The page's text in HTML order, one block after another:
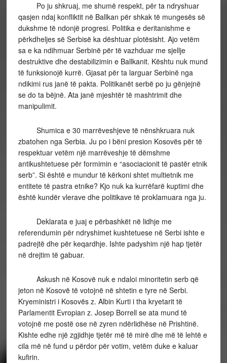
Po ju shkruaj, me shumë respekt, për ta ndryshuar
qasjen ndaj konfliktit në Ballkan për shkak të mungesës së
dukshme të ndonjë progresi. Politika e deritanishme e
përkdheljes së Serbisë ka dështuar plotësisht. Ajo vetëm
sa e ka ndihmuar Serbinë për të vazhduar me sjellje
destruktive dhe destabilizimin e Ballkanit. Kështu nuk mund
të funksionojë kurrë. Gjasat për ta larguar Serbinë nga
ndikimi rus janë të pakta. Politikanët serbë po ju gënjejnë
se do ta bëjnë. Ata janë mjeshtër të mashtrimit dhe
manipulimit.
Shumica e 30 marrëveshjeve të nënshkruara nuk
zbatohen nga Serbia. Ju po i bëni presion Kosovës për të
respektuar vetëm një marrëveshje të dëmshme
antikushtetuese për formimin e “asociacionit të pastër etnik
serb”. Si është e mundur të kërkoni shtet multietnik me
entitete të pastra etnike? Kjo nuk ka kurrëfarë kuptimi dhe
është kundër vlerave dhe politikave të proklamuara nga ju.
Deklarata e juaj e përbashkët në lidhje me
referendumin për ndryshimet kushtetuese në Serbi ishte e
padrejtë dhe për keqardhje. Ishte padyshim një hap tjetër
në drejtim të gabuar.
Askush në Kosovë nuk e ndaloi minoritetin serb që
jeton në Kosovë të votojnë në shtetin e tyre në Serbi.
Kryeministri i Kosovës z. Albin Kurti i tha kryetarit të
Parlamentit Evropian z. Josep Borrell se ata mund të
votojnë me postë ose në zyren ndërlidhëse në Prishtinë.
Kishte edhe një zgjidhje tjetër më të mirë dhe më të lehtë e
cila më në fund u përdor për votim, vetëm duke e kaluar
kufirin.